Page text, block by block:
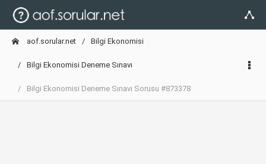
aof.sorular.net Bilgi Ekonomisi
Bilgi Ekonomisi Deneme Sınavı
Bilgi Ekonomisi Deneme Sınavı Sorusu #873378